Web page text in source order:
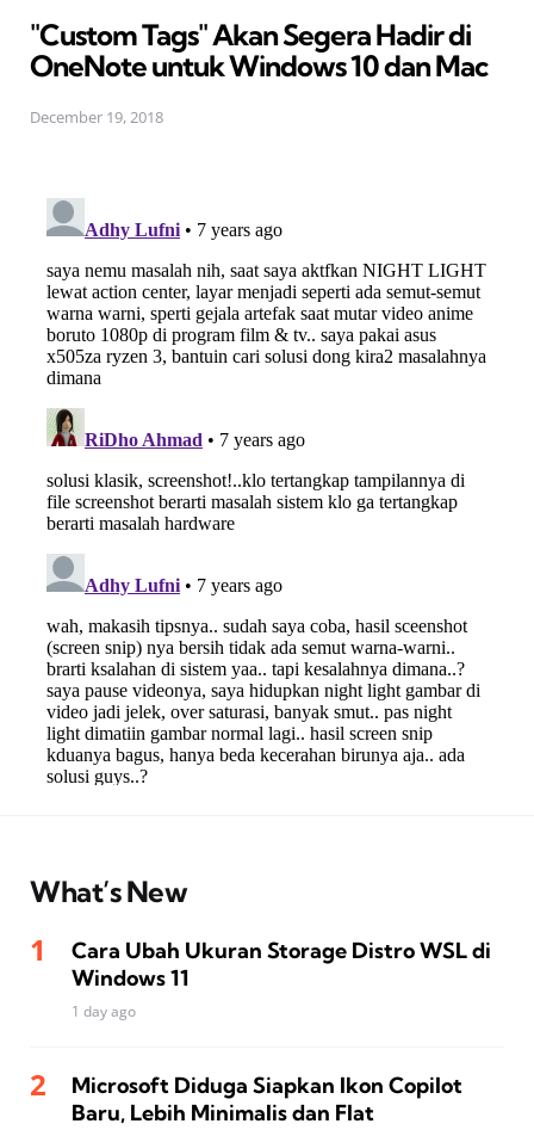
"Custom Tags" Akan Segera Hadir di
OneNote untuk Windows 10 dan Mac
December 19, 2018
What’s New
Cara Ubah Ukuran Storage Distro WSL di
Windows 11
1 day ago
Microsoft Diduga Siapkan Ikon Copilot
Baru, Lebih Minimalis dan Flat